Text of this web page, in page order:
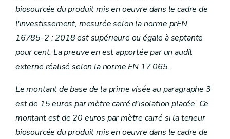
biosourcée du produit mis en oeuvre dans le cadre de
l'investissement, mesurée selon la norme prEN
16785-2 : 2018 est supérieure ou égale à septante
pour cent. La preuve en est apportée par un audit
externe réalisé selon la norme EN 17 065.
Le montant de base de la prime visée au paragraphe 3
est de 15 euros par mètre carré d'isolation placée. Ce
montant est de 20 euros par mètre carré si la teneur
biosourcée du produit mis en oeuvre dans le cadre de